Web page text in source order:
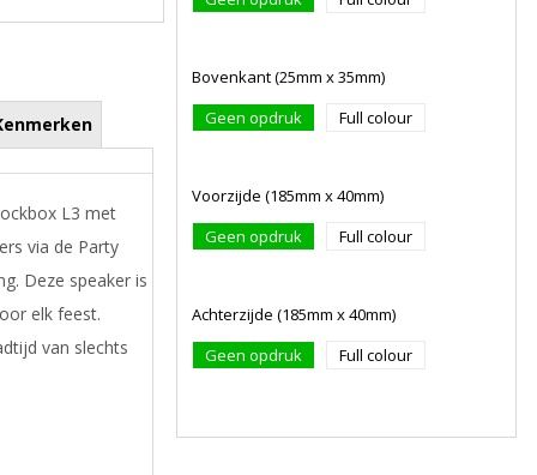
Bovenkant (25mm x 35mm)
Geen opdruk
Full colour
Voorzijde (185mm x 40mm)
Geen opdruk
Full colour
Achterzijde (185mm x 40mm)
Geen opdruk
Full colour
L3 met
via de Party
Deze speaker is
elk feest.
van slechts